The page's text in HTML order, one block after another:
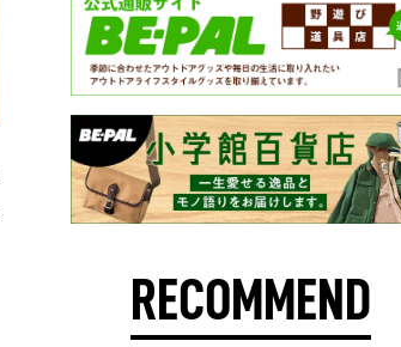
RECOMMEND